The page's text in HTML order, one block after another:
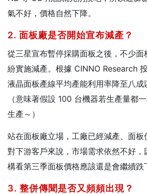
氣不好，價格自然下降。
2. 面板廠是否開始宣布減產？
從三星宣布暫停採購面板之後，不少
紛實施減產。根據 CINNO Research
液晶面板產線平均產能利用率降至八成
（意味著假設 100 台機器若生產量都
生產～）
站在面板廠立場，工廠已經減產、面板
對下游客戶來說，市場需求依然不好
構看第三季面板價格應該還是會繼續跌
3. 整併傳聞是否又頻頻出現？